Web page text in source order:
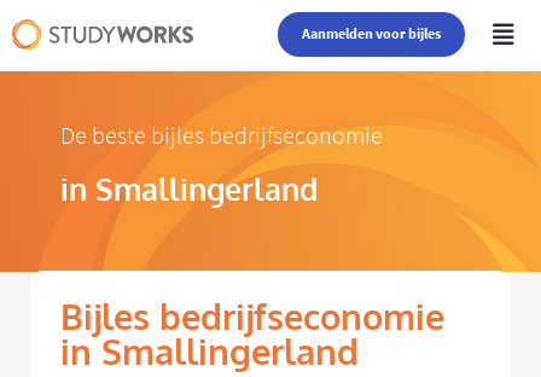
Aanmelden voor bijles
De beste bijles bedrijfseconomie
in Smallingerland
Bijles bedrijfseconomie
in Smallingerland